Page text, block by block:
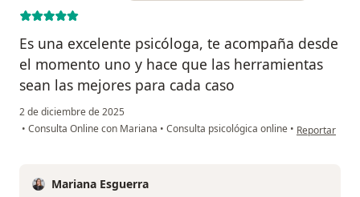
Es una excelente psicóloga, te acompaña desde
el momento uno y hace que las herramientas
sean las mejores para cada caso
2 de diciembre de 2025
• Consulta Online con Mariana • Consulta psicológica online • en opinión
Reportar
Mariana Esguerra